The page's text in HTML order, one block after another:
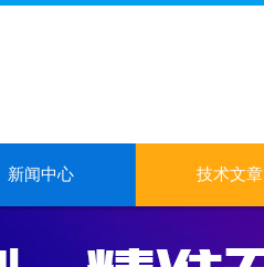
新闻中心 技术文章